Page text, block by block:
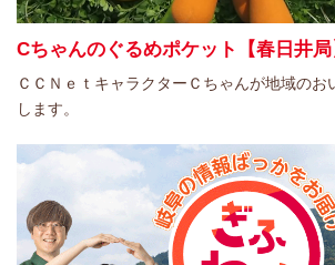
Cちゃんのぐるめポケット【春日井局
ＣＣＮｅｔキャラクターＣちゃんが地域のお
します。